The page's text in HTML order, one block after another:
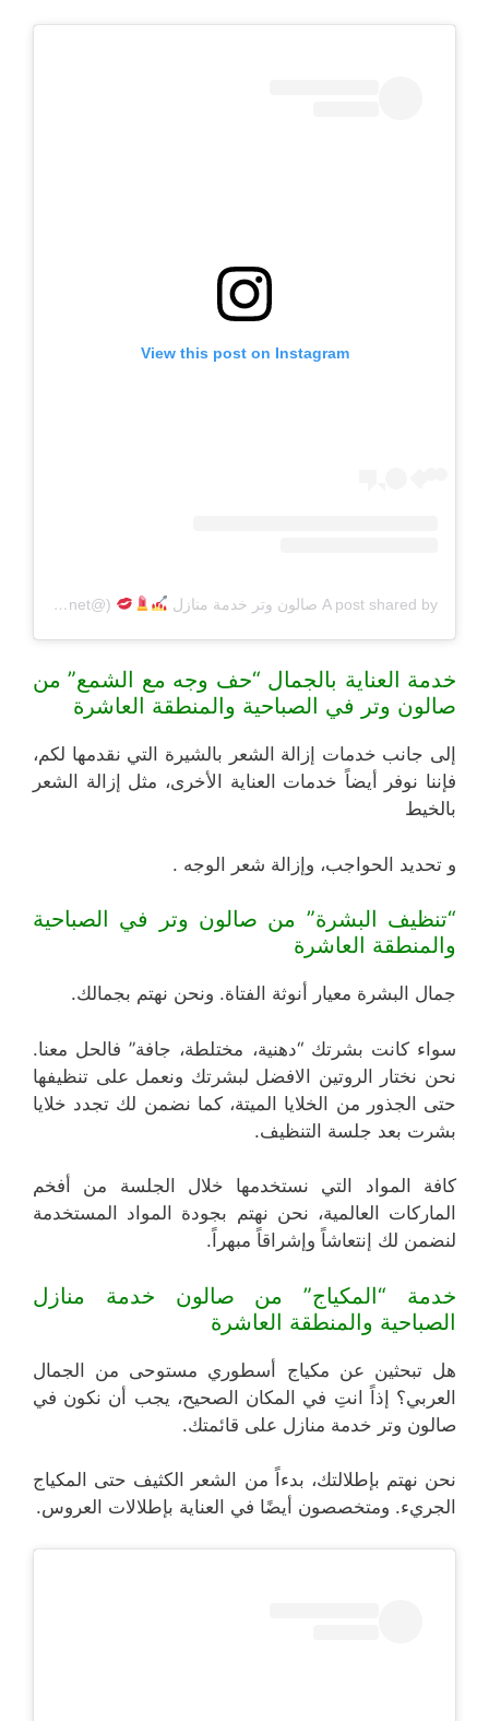
View this post on Instagram
A post shared by صالون وتر خدمة منازل (@beautyq8net)
خدمة العناية بالجمال “حف وجه مع الشمع” من
صالون وتر في الصباحية والمنطقة العاشرة
إلى جانب خدمات إزالة الشعر بالشيرة التي نقدمها لكم،
فإننا نوفر أيضاً خدمات العناية الأخرى، مثل إزالة الشعر
بالخيط
و تحديد الحواجب، وإزالة شعر الوجه .
“تنظيف البشرة” من صالون وتر في الصباحية
والمنطقة العاشرة
جمال البشرة معيار أنوثة الفتاة. ونحن نهتم بجمالك.
سواء كانت بشرتك “دهنية، مختلطة، جافة” فالحل معنا.
نحن نختار الروتين الافضل لبشرتك ونعمل على تنظيفها
حتى الجذور من الخلايا الميتة، كما نضمن لك تجدد خلايا
بشرت بعد جلسة التنظيف.
كافة المواد التي نستخدمها خلال الجلسة من أفخم
الماركات العالمية، نحن نهتم بجودة المواد المستخدمة
لنضمن لك إنتعاشاً وإشراقاً مبهراً.
خدمة “المكياج” من صالون خدمة منازل
الصباحية والمنطقة العاشرة
هل تبحثين عن مكياج أسطوري مستوحى من الجمال
العربي؟ إذاً انتِ في المكان الصحيح، يجب أن نكون في
صالون وتر خدمة منازل على قائمتك.
نحن نهتم بإطلالتك، بدءاً من الشعر الكثيف حتى المكياج
الجريء. ومتخصصون أيضًا في العناية بإطلالات العروس.